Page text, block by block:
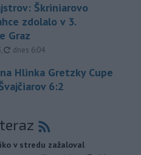
Škriniarovo
zdolalo v 3.
Graz
, aktualizované
dnes 6:04
Hlinka Gretzky Cupe
6:2
v stredu zažaloval